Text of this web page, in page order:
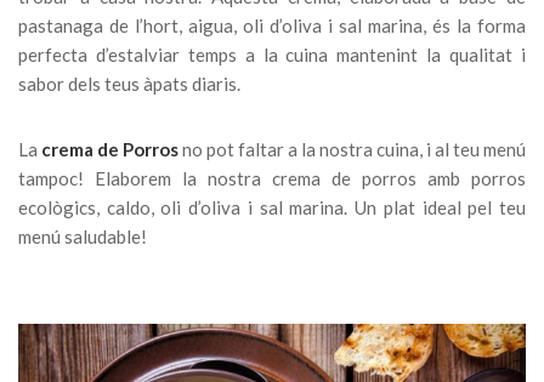
pastanaga de l’hort, aigua, oli d’oliva i sal marina, és la forma
perfecta d’estalviar temps a la cuina mantenint la qualitat i
sabor dels teus àpats diaris.
La crema de Porrosno pot faltar a la nostra cuina, i al teu menú
tampoc! Elaborem la nostra crema de porros amb porros
ecològics, caldo, oli d’oliva i sal marina. Un plat ideal pel teu
menú saludable!